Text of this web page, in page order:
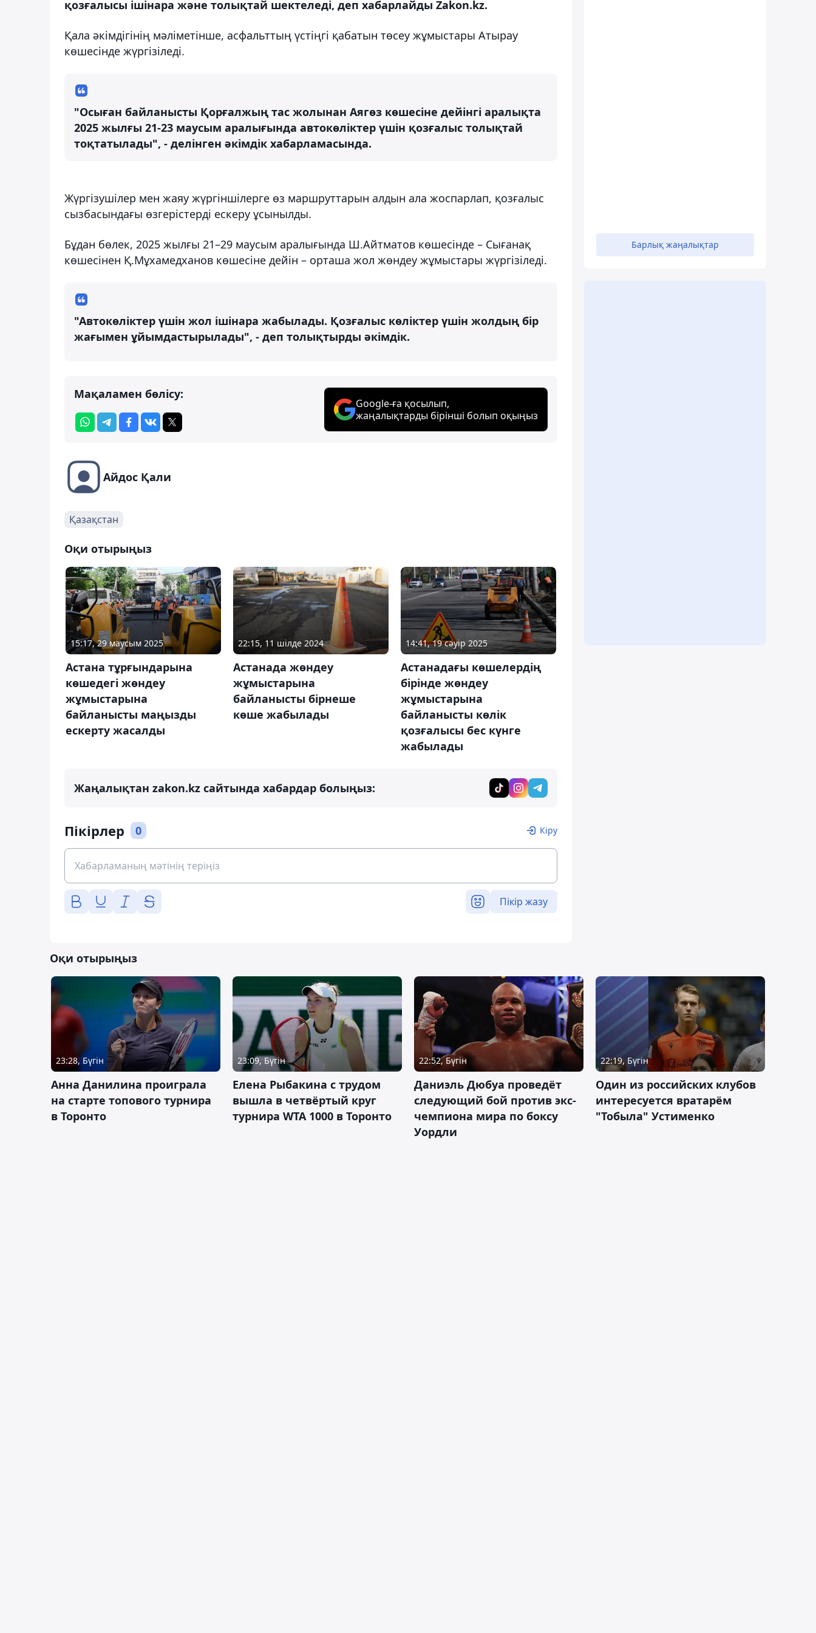
қозғалысы ішінара және толықтай шектеледі, деп хабарлайды Zakon.kz.
Қала әкімдігінің мәліметінше, асфальттың үстіңгі қабатын төсеу жұмыстары Атырау
көшесінде жүргізіледі.
"Осыған байланысты Қорғалжың тас жолынан Аягөз көшесіне дейінгі аралықта
2025 жылғы 21-23 маусым аралығында автокөліктер үшін қозғалыс толықтай
тоқтатылады", - делінген әкімдік хабарламасында.
Жүргізушілер мен жаяу жүргіншілерге өз маршруттарын алдын ала жоспарлап, қозғалыс
сызбасындағы өзгерістерді ескеру ұсынылды.
Бұдан бөлек, 2025 жылғы 21–29 маусым аралығында Ш.Айтматов көшесінде – Сығанақ
көшесінен Қ.Мұхамедханов көшесіне дейін – орташа жол жөндеу жұмыстары жүргізіледі.
"Автокөліктер үшін жол ішінара жабылады. Қозғалыс көліктер үшін жолдың бір
жағымен ұйымдастырылады", - деп толықтырды әкімдік.
Мақаламен бөлісу:
Google-ға қосылып,
жаңалықтарды бірінші болып оқыңыз
Айдос Қали
Қазақстан
Оқи отырыңыз
15:17, 29 маусым 2025
Астана тұрғындарына
көшедегі жөндеу
жұмыстарына
байланысты маңызды
ескерту жасалды
22:15, 11 шілде 2024
Астанада жөндеу
жұмыстарына
байланысты бірнеше
көше жабылады
14:41, 19 сәуір 2025
Астанадағы көшелердің
бірінде жөндеу
жұмыстарына
байланысты көлік
қозғалысы бес күнге
жабылады
Жаңалықтан zakon.kz сайтында хабардар болыңыз:
Пікірлер 0 Кіру
Пікір жазу
Барлық жаңалықтар
Оқи отырыңыз
23:28, Бүгін
Анна Данилина проиграла
на старте топового турнира
в Торонто
23:09, Бүгін
Елена Рыбакина с трудом
вышла в четвёртый круг
турнира WTA 1000 в Торонто
22:52, Бүгін
Даниэль Дюбуа проведёт
следующий бой против экс-
чемпиона мира по боксу
Уордли
22:19, Бүгін
Один из российских клубов
интересуется вратарём
"Тобыла" Устименко